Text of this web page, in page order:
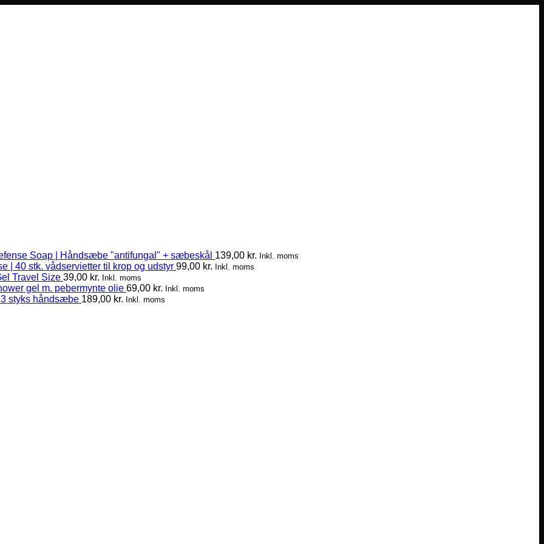
Soap | Håndsæbe "antifungal" + sæbeskål 139,00 kr. Inkl. moms
| 40 stk. vådservietter til krop og udstyr 99,00 kr. Inkl. moms
Travel Size 39,00 kr. Inkl. moms
gel m. pebermynte olie 69,00 kr. Inkl. moms
styks håndsæbe 189,00 kr. Inkl. moms